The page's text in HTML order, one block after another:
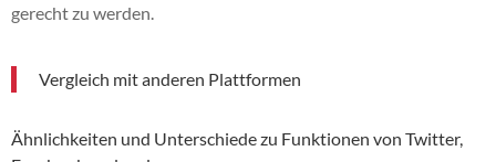
gerecht zu werden.
Vergleich mit anderen Plattformen
Ähnlichkeiten und Unterschiede zu Funktionen von Twitter,